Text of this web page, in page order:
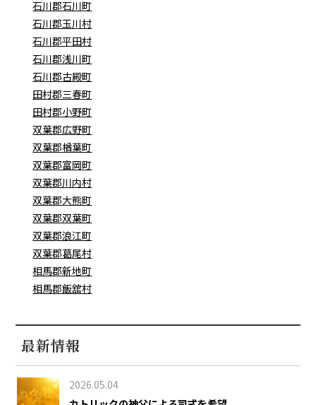
石川郡石川町
石川郡玉川村
石川郡平田村
石川郡浅川町
石川郡古殿町
田村郡三春町
田村郡小野町
双葉郡広野町
双葉郡楢葉町
双葉郡富岡町
双葉郡川内村
双葉郡大熊町
双葉郡双葉町
双葉郡浪江町
双葉郡葛尾村
相馬郡新地町
相馬郡飯舘村
最新情報
2026.05.04